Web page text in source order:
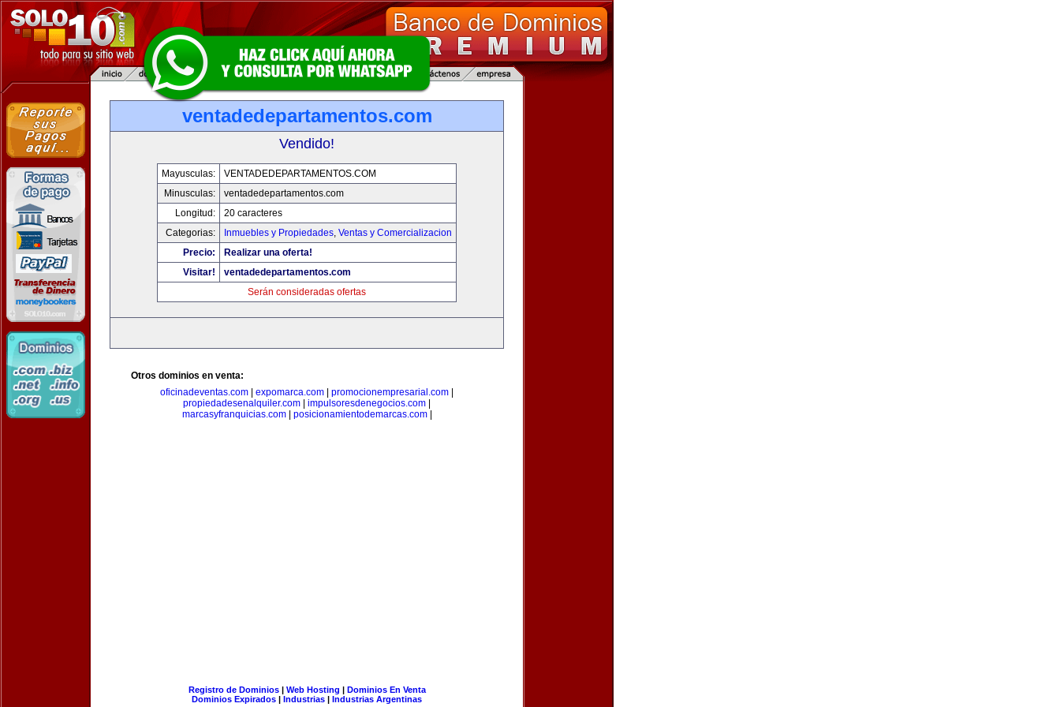
ventadedepartamentos.com
Vendido!
Mayusculas:
VENTADEDEPARTAMENTOS.COM
Minusculas:
ventadedepartamentos.com
Longitud:
20 caracteres
Categorias:
Inmuebles y Propiedades, Ventas y Comercializacion
Precio:
Realizar una oferta!
Visitar!
ventadedepartamentos.com
Serán consideradas ofertas
Otros dominios en venta:
oficinadeventas.com
expomarca.com promocionempresarial.com
propiedadesenalquiler.com
impulsoresdenegocios.com
marcasyfranquicias.com| posicionamientodemarcas.com|
Registro de Dominios| Web Hosting | Dominios En Venta
Dominios Expirados | Industrias | Industrias Argentinas